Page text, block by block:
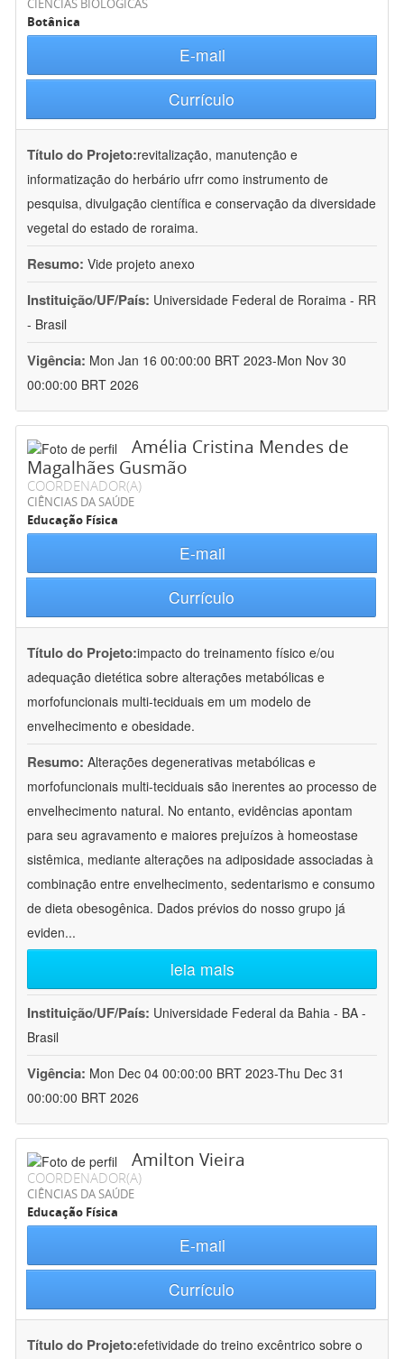
CIÊNCIAS BIOLÓGICAS
Botânica
E-mail
Currículo
Título do Projeto:revitalização, manutenção e
informatização do herbário ufrr como instrumento de
pesquisa, divulgação científica e conservação da diversidade
vegetal do estado de roraima.
Resumo: Vide projeto anexo
Instituição/UF/País: Universidade Federal de Roraima - RR
- Brasil
Vigência: Mon Jan 16 00:00:00 BRT 2023-Mon Nov 30
00:00:00 BRT 2026
Amélia Cristina Mendes de
Magalhães Gusmão
COORDENADOR(A)
CIÊNCIAS DA SAÚDE
Educação Física
E-mail
Currículo
Título do Projeto:impacto do treinamento físico e/ou
adequação dietética sobre alterações metabólicas e
morfofuncionais multi-teciduais em um modelo de
envelhecimento e obesidade.
Resumo: Alterações degenerativas metabólicas e
morfofuncionais multi-teciduais são inerentes ao processo de
envelhecimento natural. No entanto, evidências apontam
para seu agravamento e maiores prejuízos à homeostase
sistêmica, mediante alterações na adiposidade associadas à
combinação entre envelhecimento, sedentarismo e consumo
de dieta obesogênica. Dados prévios do nosso grupo já
eviden...
leia mais
Instituição/UF/País: Universidade Federal da Bahia - BA -
Brasil
Vigência: Mon Dec 04 00:00:00 BRT 2023-Thu Dec 31
00:00:00 BRT 2026
Amilton Vieira
COORDENADOR(A)
CIÊNCIAS DA SAÚDE
Educação Física
E-mail
Currículo
Título do Projeto:efetividade do treino excêntrico sobre o